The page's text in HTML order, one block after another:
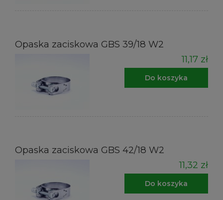
Opaska zaciskowa GBS 39/18 W2
11,17 zł
Do koszyka
Opaska zaciskowa GBS 42/18 W2
11,32 zł
Do koszyka